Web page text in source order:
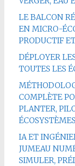
LE BALCON
EN MICRO-
PRODUCTIF
DÉPLOYER
TOUTES LES
COMPLÈTE
PLANTER,
IA ET
JUMEAU
SIMULER,